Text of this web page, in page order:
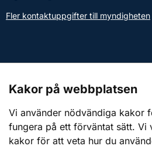
Fler kontaktuppgifter till myndigheten
Webbplatsen
Om webbplatsen
Kakor på webbplatsen
Vi använder nödvändiga kakor
fungera på ett förväntat sätt. Vi
kakor för att veta hur du